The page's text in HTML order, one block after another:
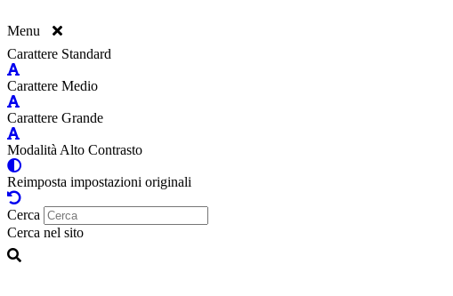
Menu
Carattere Standard
Carattere Medio
Carattere Grande
Modalità Alto Contrasto
Reimposta impostazioni originali
Cerca
Cerca nel sito